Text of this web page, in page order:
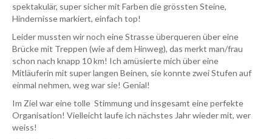
spektakulär, super sicher mit Farben die grössten Steine,
Hindernisse markiert, einfach top!
Leider mussten wir noch eine Strasse überqueren über eine
Brücke mit Treppen (wie af dem Hinweg), das merkt man/frau
schon nach knapp 10 km! Ich amüsierte mich über eine
Mitläuferin mit super langen Beinen, sie konnte zwei Stufen auf
einmal nehmen, weg war sie! Genial!
Im Ziel war eine tolle Stimmung und insgesamt eine perfekte
Organisation! Vielleicht laufe ich nächstes Jahr wieder mit, wer
weiss!